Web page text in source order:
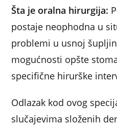
Šta je oralna hirurgija:
postaje neophodna u
problemi u usnoj
mogućnosti opšte
specifične hirurške
Odlazak kod ovog
slučajevima složenih